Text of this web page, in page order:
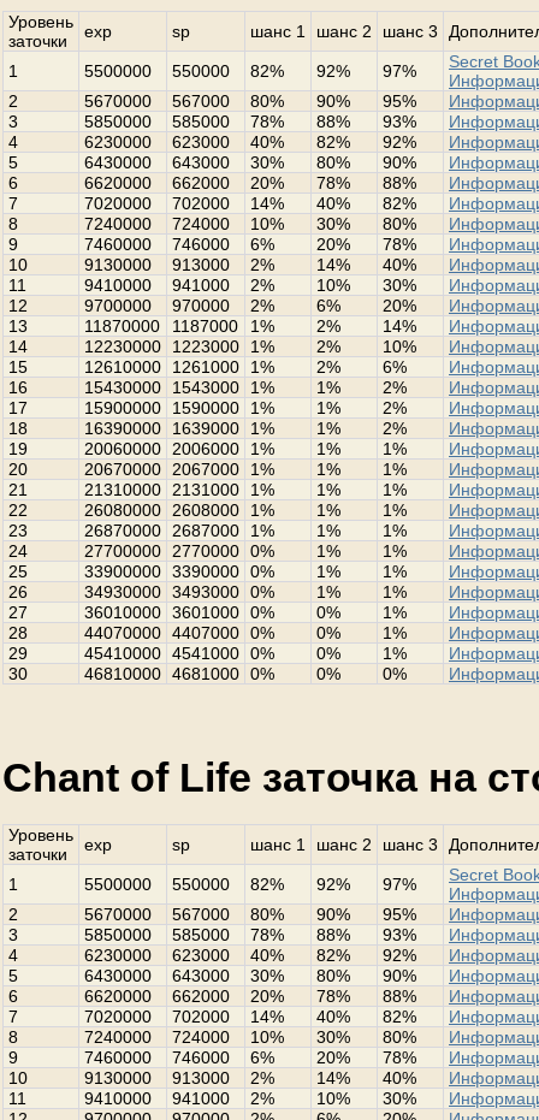
Уровень
заточки
exp sp шанс 1 шанс 2 шанс 3
1 5500000 550000 82% 92% 97%
Secret
2
5670000 567000 80% 90% 95%
3
5850000 585000 78% 88% 93%
4
6230000 623000 40% 82% 92%
5
6430000 643000 30% 80% 90%
6
6620000 662000 20% 78% 88%
7
7020000 702000 14% 40% 82%
8
7240000 724000 10% 30% 80%
9
7460000 746000 6% 20% 78%
10
9130000 913000 2% 14% 40%
11
9410000 941000 2% 10% 30%
12
9700000 970000 2% 6% 20%
13
11870000 1187000 1% 2% 14%
14
12230000 1223000 1% 2% 10%
15
12610000 1261000 1% 2% 6%
16
15430000 1543000 1% 1% 2%
17
15900000 1590000 1% 1% 2%
18
16390000 1639000 1% 1% 2%
19
20060000 2006000 1% 1% 1%
20
20670000 2067000 1% 1% 1%
21
21310000 2131000 1% 1% 1%
22
26080000 2608000 1% 1% 1%
23
26870000 2687000 1% 1% 1%
24
27700000 2770000 0% 1% 1%
25
33900000 3390000 0% 1% 1%
26
34930000 3493000 0% 1% 1%
27
36010000 3601000 0% 0% 1%
28
44070000 4407000 0% 0% 1%
29
45410000 4541000 0% 0% 1%
30
46810000 4681000 0% 0% 0%
Chant of Life заточка на
Уровень
заточки
exp sp шанс 1 шанс 2 шанс 3
1 5500000 550000 82% 92% 97%
Secret
2
5670000 567000 80% 90% 95%
3
5850000 585000 78% 88% 93%
4
6230000 623000 40% 82% 92%
5
6430000 643000 30% 80% 90%
6
6620000 662000 20% 78% 88%
7
7020000 702000 14% 40% 82%
8
7240000 724000 10% 30% 80%
9
7460000 746000 6% 20% 78%
10
9130000 913000 2% 14% 40%
11
9410000 941000 2% 10% 30%